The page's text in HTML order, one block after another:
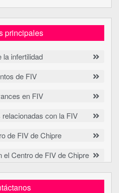
principales
la infertilidad
de FIV
en FIV
con la FIV
de FIV de Chipre
Centro de FIV de Chipre